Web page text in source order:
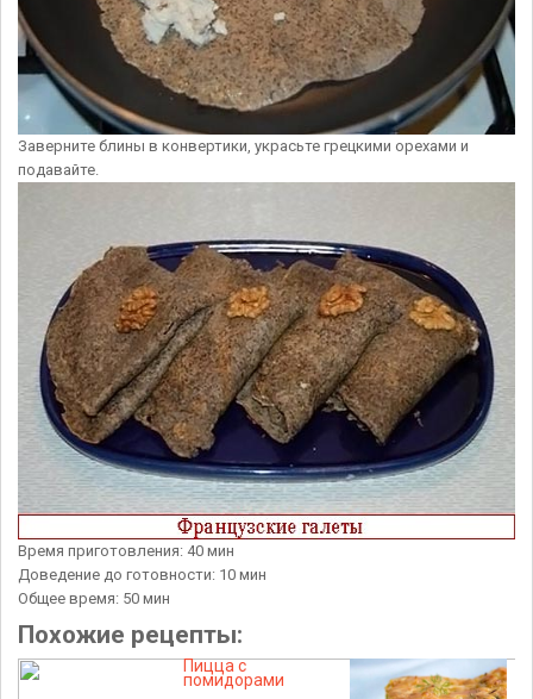
Заверните блины в конвертики, украсьте грецкими орехами и
подавайте.
Время приготовления: 40 мин
Доведение до готовности: 10 мин
Общее время: 50 мин
Похожие рецепты:
Пицца с
помидорами